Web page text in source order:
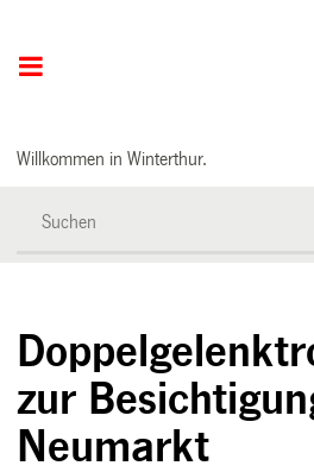
Willkommen in Winterthur.
zur
Neumarkt